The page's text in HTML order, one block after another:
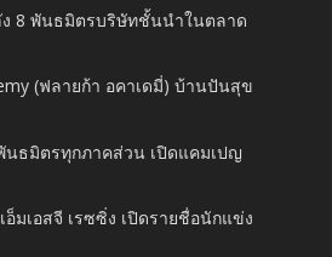
8 พันธมิตรบริษัทชั้นนำในตลาด
(ฟลายก้า อคาเดมี่) บ้านปันสุข
นธมิตรทุกภาคส่วน เปิดแคมเปญ
อ็มเอสจี เรซซิ่ง เปิดรายชื่อนักแข่ง